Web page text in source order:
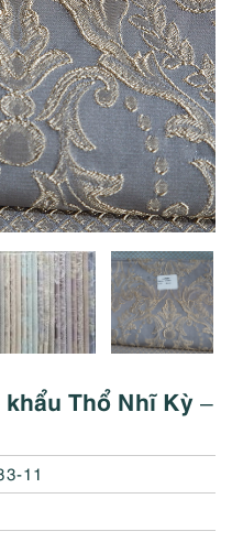
Thổ Nhĩ Kỳ –
11